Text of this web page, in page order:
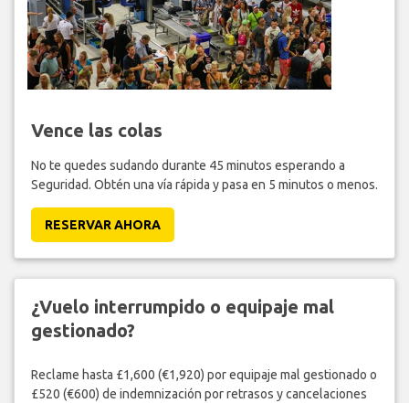
Vence las colas
No te quedes sudando durante 45 minutos esperando a
Seguridad. Obtén una vía rápida y pasa en 5 minutos o menos.
RESERVAR AHORA
¿Vuelo interrumpido o equipaje mal
gestionado?
Reclame hasta £1,600 (€1,920) por equipaje mal gestionado o
£520 (€600) de indemnización por retrasos y cancelaciones